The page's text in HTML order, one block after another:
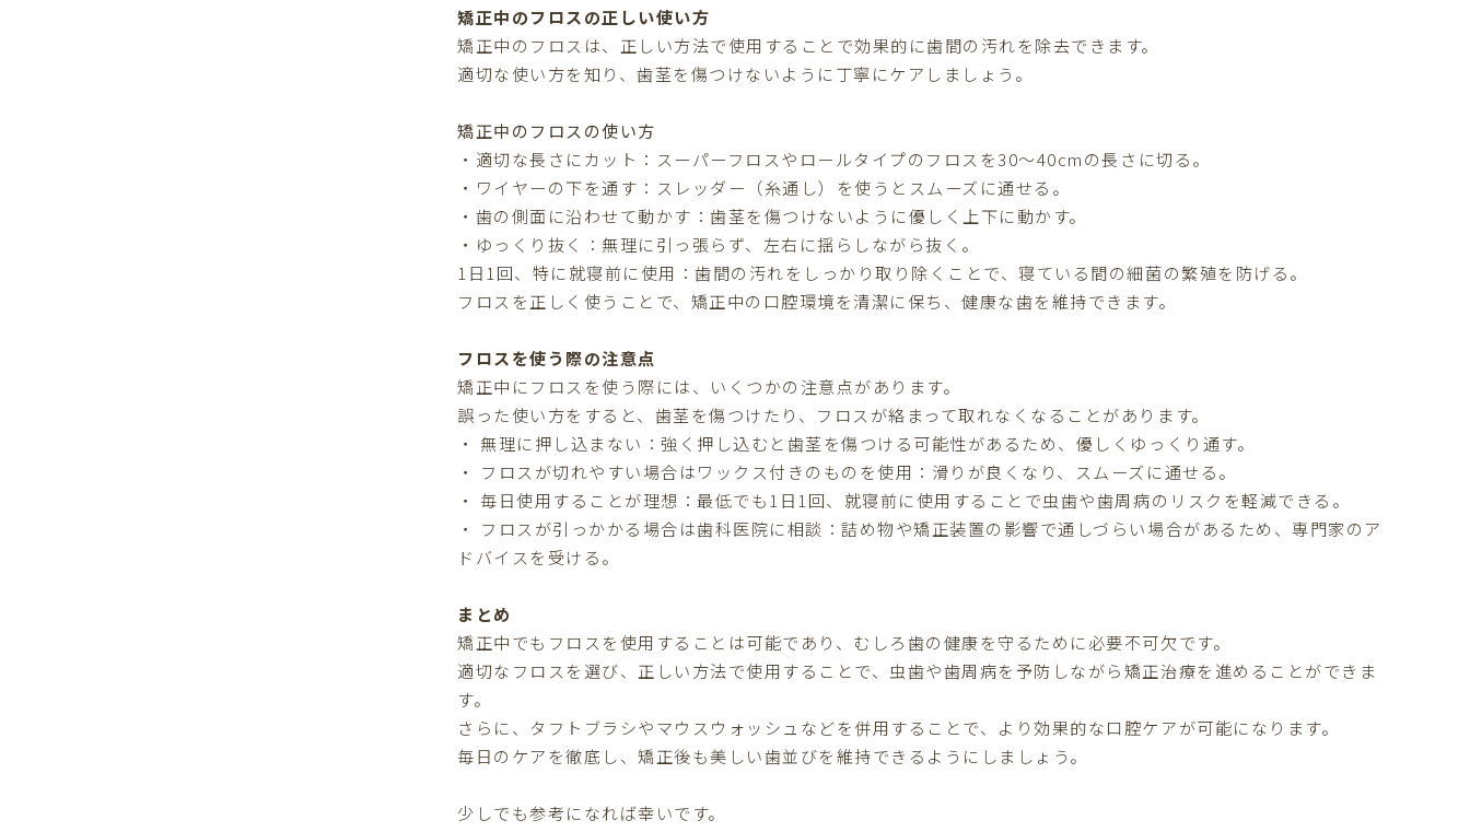
矯正中のフロスの正しい使い方
矯正中のフロスは、正しい方法で使用することで効果的に歯間の汚れを除去できます。
適切な使い方を知り、歯茎を傷つけないように丁寧にケアしましょう。
矯正中のフロスの使い方
・適切な長さにカット：スーパーフロスやロールタイプのフロスを30～40cmの長さに切る。
・ワイヤーの下を通す：スレッダー（糸通し）を使うとスムーズに通せる。
・歯の側面に沿わせて動かす：歯茎を傷つけないように優しく上下に動かす。
・ゆっくり抜く：無理に引っ張らず、左右に揺らしながら抜く。
1日1回、特に就寝前に使用：歯間の汚れをしっかり取り除くことで、寝ている間の細菌の繁殖を防げる。
フロスを正しく使うことで、矯正中の口腔環境を清潔に保ち、健康な歯を維持できます。
フロスを使う際の注意点
矯正中にフロスを使う際には、いくつかの注意点があります。
誤った使い方をすると、歯茎を傷つけたり、フロスが絡まって取れなくなることがあります。
・ 無理に押し込まない：強く押し込むと歯茎を傷つける可能性があるため、優しくゆっくり通す。
・ フロスが切れやすい場合はワックス付きのものを使用：滑りが良くなり、スムーズに通せる。
・ 毎日使用することが理想：最低でも1日1回、就寝前に使用することで虫歯や歯周病のリスクを軽減できる。
・ フロスが引っかかる場合は歯科医院に相談：詰め物や矯正装置の影響で通しづらい場合があるため、専門家のア
ドバイスを受ける。
まとめ
矯正中でもフロスを使用することは可能であり、むしろ歯の健康を守るために必要不可欠です。
適切なフロスを選び、正しい方法で使用することで、虫歯や歯周病を予防しながら矯正治療を進めることができま
す。
さらに、タフトブラシやマウスウォッシュなどを併用することで、より効果的な口腔ケアが可能になります。
毎日のケアを徹底し、矯正後も美しい歯並びを維持できるようにしましょう。
少しでも参考になれば幸いです。